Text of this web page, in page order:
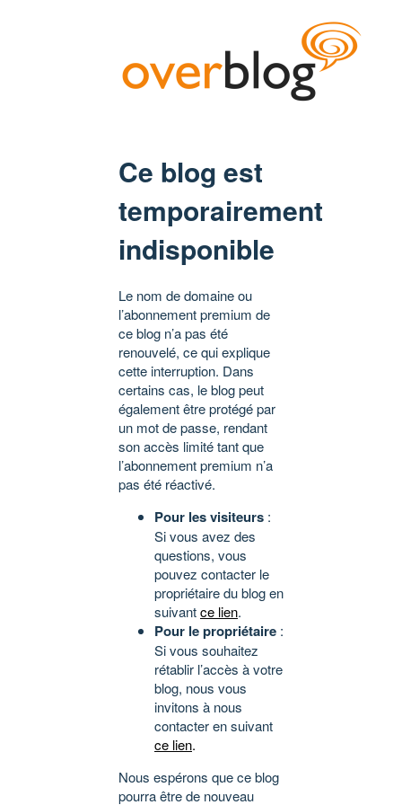
Ce blog est
temporairement
indisponible
Le nom de domaine ou
l’abonnement premium de
ce blog n’a pas été
renouvelé, ce qui explique
cette interruption. Dans
certains cas, le blog peut
également être protégé par
un mot de passe, rendant
son accès limité tant que
l’abonnement premium n’a
pas été réactivé.
Pour les visiteurs :
Si vous avez des
questions, vous
pouvez contacter le
propriétaire du blog en
suivantce lien.
Pour le propriétaire :
Si vous souhaitez
rétablir l’accès à votre
blog, nous vous
invitons à nous
contacter en suivant
ce lien.
Nous espérons que ce blog
pourra être de nouveau